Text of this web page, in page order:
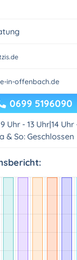
in-offenbach.de
0699 5196090
Uhr - 13 Uhr|14 Uhr
& So: Geschlossen